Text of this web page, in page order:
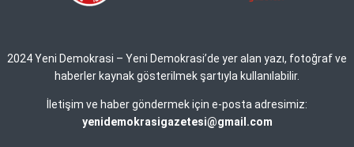
2024 Yeni Demokrasi – Yeni Demokrasi’de yer alan yazı, fotoğraf ve
haberler kaynak gösterilmek şartıyla kullanılabilir.
İletişim ve haber göndermek için e-posta adresimiz:
yenidemokrasigazetesi@gmail.com